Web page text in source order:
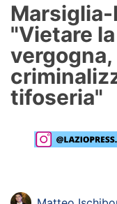
Formello
Infortuni
Primavera
Lazio Women
Marsiglia-
"Vietare
tifoseria"